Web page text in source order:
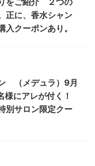
正に、香水シャン
入クーポンあり。
（メデュラ）9月
にアレが付く！
別サロン限定クー